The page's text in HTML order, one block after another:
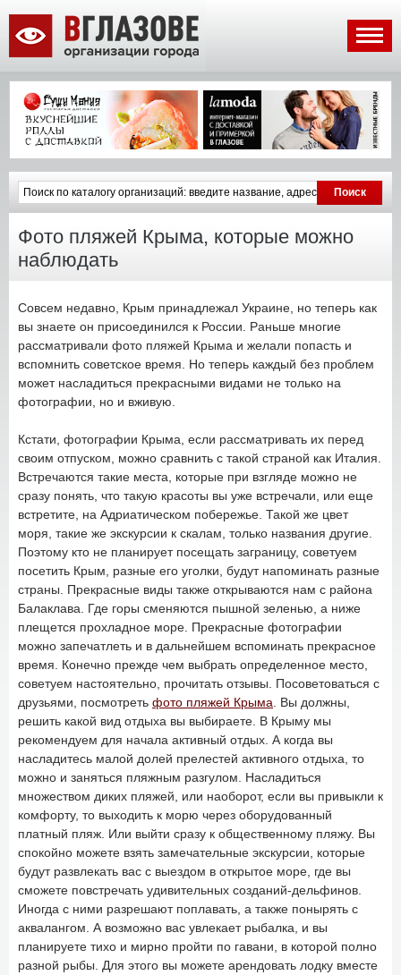
Фото пляжей Крыма, которые можно
наблюдать
Совсем недавно, Крым принадлежал Украине, но теперь как
вы знаете он присоединился к России. Раньше многие
рассматривали фото пляжей Крыма и желали попасть и
вспомнить советское время. Но теперь каждый без проблем
может насладиться прекрасными видами не только на
фотографии, но и вживую.
Кстати, фотографии Крыма, если рассматривать их перед
своим отпуском, можно сравнить с такой страной как Италия.
Встречаются такие места, которые при взгляде можно не
сразу понять, что такую красоты вы уже встречали, или еще
встретите, на Адриатическом побережье. Такой же цвет
моря, такие же экскурсии к скалам, только названия другие.
Поэтому кто не планирует посещать заграницу, советуем
посетить Крым, разные его уголки, будут напоминать разные
страны. Прекрасные виды также открываются нам с района
Балаклава. Где горы сменяются пышной зеленью, а ниже
плещется прохладное море. Прекрасные фотографии
можно запечатлеть и в дальнейшем вспоминать прекрасное
время. Конечно прежде чем выбрать определенное место,
советуем настоятельно, прочитать отзывы. Посоветоваться с
друзьями, посмотреть фото пляжей Крыма . Вы должны,
решить какой вид отдыха вы выбираете. В Крыму мы
рекомендуем для начала активный отдых. А когда вы
насладитесь малой долей прелестей активного отдыха, то
можно и заняться пляжным разгулом. Насладиться
множеством диких пляжей, или наоборот, если вы привыкли к
комфорту, то выходить к морю через оборудованный
платный пляж. Или выйти сразу к общественному пляжу. Вы
спокойно можете взять замечательные экскурсии, которые
будут развлекать вас с выездом в открытое море, где вы
сможете повстречать удивительных созданий-дельфинов.
Иногда с ними разрешают поплавать, а также понырять с
аквалангом. А возможно вас увлекает рыбалка, и вы
планируете тихо и мирно пройти по гавани, в которой полно
разной рыбы. Для этого вы можете арендовать лодку вместе